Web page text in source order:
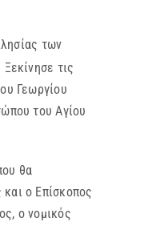
των
τις
Γεωργίου
του Αγίου
θα
ο Επίσκοπος
ο νομικός